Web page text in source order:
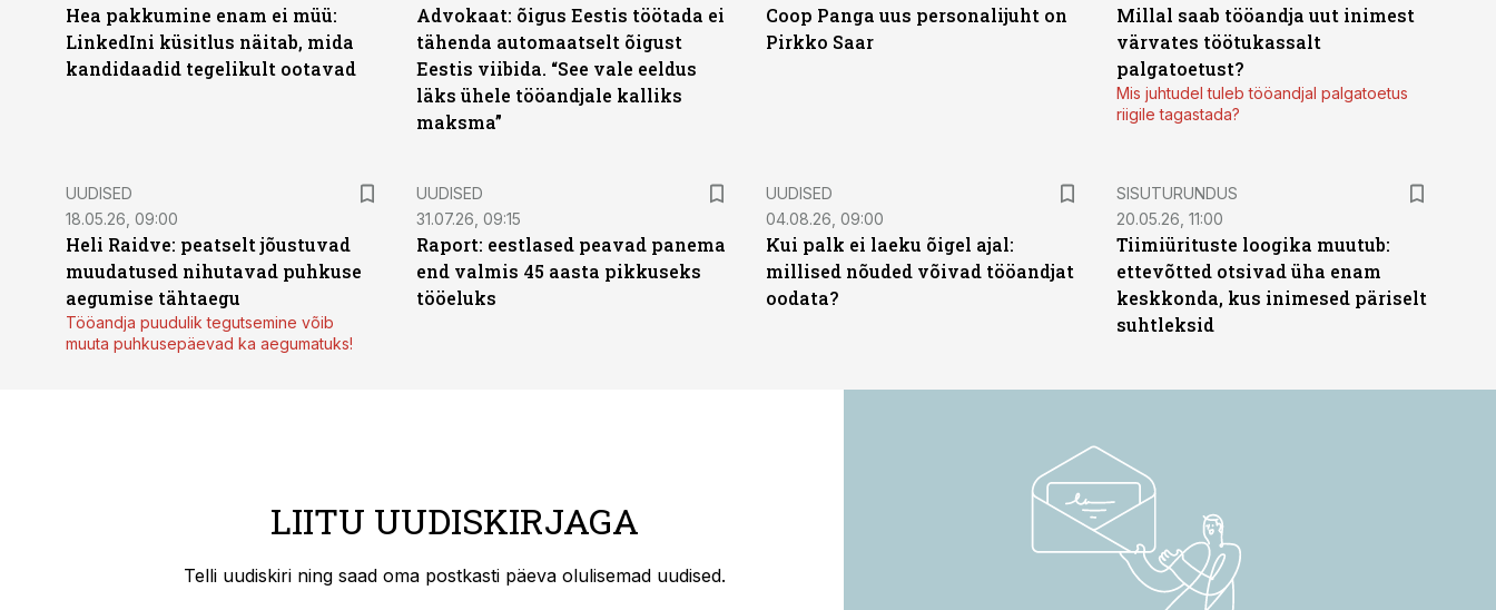
Hea pakkumine enam ei müü:
LinkedIni küsitlus näitab, mida
kandidaadid tegelikult ootavad
Advokaat: õigus Eestis töötada ei
tähenda automaatselt õigust
Eestis viibida. “See vale eeldus
läks ühele tööandjale kalliks
maksma”
Coop Panga uus personalijuht on
Pirkko Saar
Millal saab tööandja uut inimest
värvates töötukassalt
palgatoetust?
Mis juhtudel tuleb tööandjal palgatoetus
riigile tagastada?
UUDISED
18.05.26, 09:00
Heli Raidve: peatselt jõustuvad
muudatused nihutavad puhkuse
aegumise tähtaegu
Tööandja puudulik tegutsemine võib
muuta puhkusepäevad ka aegumatuks!
UUDISED
31.07.26, 09:15
Raport: eestlased peavad panema
end valmis 45 aasta pikkuseks
tööeluks
UUDISED
04.08.26, 09:00
Kui palk ei laeku õigel ajal:
millised nõuded võivad tööandjat
oodata?
ST
SISUTURUNDUS
20.05.26, 11:00
Tiimiürituste loogika muutub:
ettevõtted otsivad üha enam
keskkonda, kus inimesed päriselt
suhtleksid
LIITU UUDISKIRJAGA
Telli uudiskiri ning saad oma postkasti päeva olulisemad uudised.